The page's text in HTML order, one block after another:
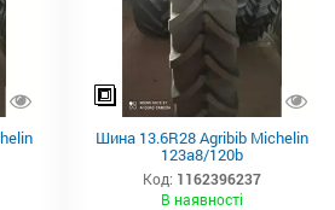
Шина 13.6R28 Agribib Michelin
123a8/120b
Код: 1162396237
В наявності